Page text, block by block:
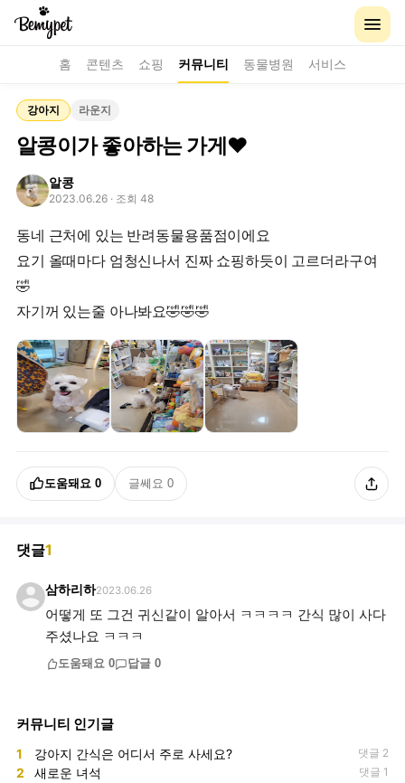
홈 콘텐츠 쇼핑 커뮤니티 동물병원 서비스
강아지 라운지
알콩이가 좋아하는 가게❤️
알콩
2023.06.26 · 조회 48
동네 근처에 있는 반려동물용품점이에요
요기 올때마다 엄청신나서 진짜 쇼핑하듯이 고르더라구여
🤣
자기꺼 있는줄 아나봐요🤣🤣🤣
도움돼요 0 글쎄요 0
댓글1
삼하리하2023.06.26
어떻게 또 그건 귀신같이 알아서 ㅋㅋㅋㅋ 간식 많이 사다
주셨나요 ㅋㅋㅋ
도움돼요 0 답글 0
커뮤니티 인기글
1 강아지 간식은 어디서 주로 사세요? 댓글 2
2 새로운 녀석 댓글 1